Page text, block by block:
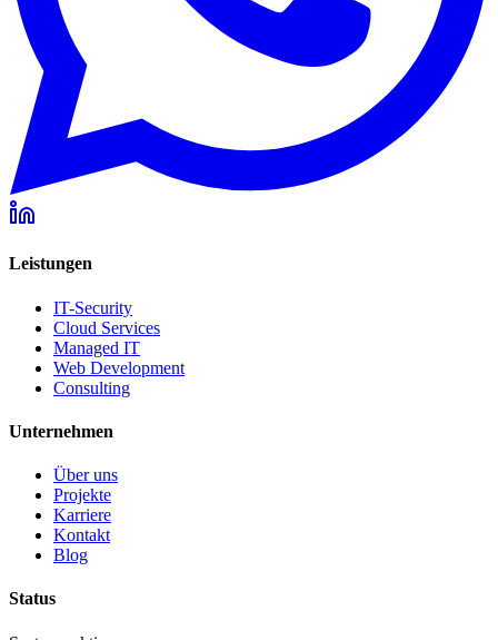
Leistungen
IT-Security
Cloud Services
Managed IT
Web Development
Consulting
Unternehmen
Über uns
Projekte
Karriere
Kontakt
Blog
Status